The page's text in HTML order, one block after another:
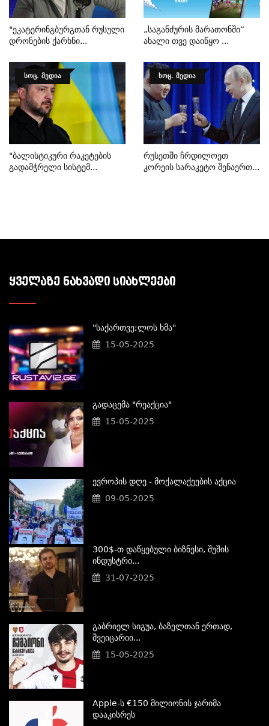
"ეკატერინგბურგთან Რუსული
Დრონების Ქარხნი...
„საგანძურის Მარათონში“
Ახალი Თვე Დაიწყო ...
ᲡᲝᲪ. ᲛᲔᲓᲘᲐ
"ბალისტიკური Რაკეტების
Გადამჭრელი Სისტემ...
ᲡᲝᲪ. ᲛᲔᲓᲘᲐ
Რუსეთში Ჩრდილოეთ
Კორეის Სარაკეტო Შენაერთ...
ᲧᲕᲔᲚᲐᲖᲔ ᲜᲐᲮᲕᲐᲓᲘ ᲡᲘᲐᲮᲚᲔᲔᲑᲘ
"საქართვე;ლოს Ხმა"
15-05-2025
Გადაცემა "რეაქცია"
15-05-2025
Ევროპის Დღე - Მოქალაქეების Აქცია
09-05-2025
300$-Თ Დაწყებული Ბიზნესი, Შუშის
Ინდუსტრი...
31-07-2025
Გაბრიელ Სიგუა, Ბაზელთან Ერთად,
Შვეიცარიი...
15-05-2025
Apple-Ს €150 Მილიონის Ჯარიმა
Დააკისრეს